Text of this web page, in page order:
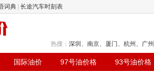
热搜： 深圳 、 南京、 厦门、 杭州 、 广州
国际油价 97号油价格 93号油价格
词典 长途汽车时刻表